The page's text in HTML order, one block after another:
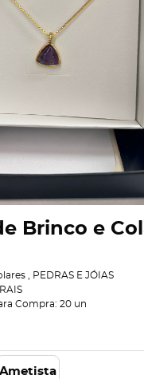
Brinco e
PEDRAS E JÓIAS
Compra: 20 un
Ametista